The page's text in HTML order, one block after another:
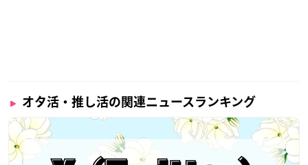
オタ活・推し活の関連ニュースランキング